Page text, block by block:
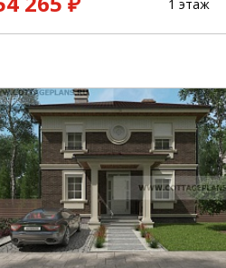
1 этаж